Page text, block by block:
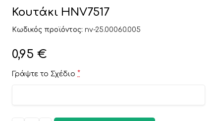
Κουτάκι HNV7517
Κωδικός προϊόντος: nv-25.00060.005
0,95 €
Γράψτε το Σχέδιο *